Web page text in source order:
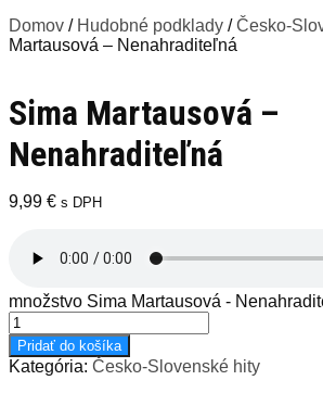
Domov / Hudobné podklady /Česko-
Martausová – Nenahraditeľná
Sima Martausová –
Nenahraditeľná
9,99 € s DPH
množstvo Sima Martausová -
Pridať do košíka
Kategória: Česko-Slovenské hity